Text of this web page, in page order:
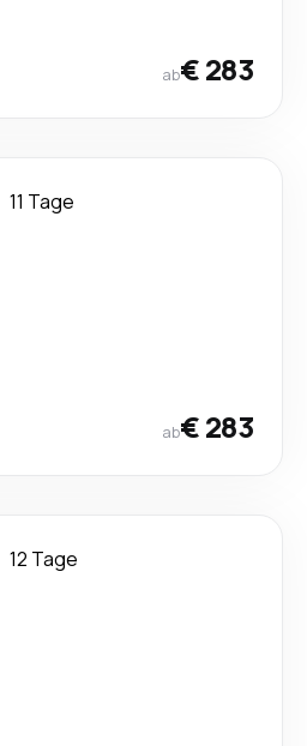
ab€ 283
11 Tage
ab€ 283
12 Tage